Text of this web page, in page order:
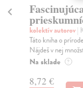
kolektív autorov|
Táto kniha o
Nájdeš v nej
Na sklade ?
8,72 €